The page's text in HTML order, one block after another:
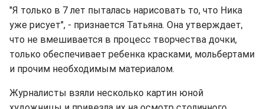
"Я только в 7 лет пыталась нарисовать то, что Ника
уже рисует", - признается Татьяна. Она утверждает,
что не вмешивается в процесс творчества дочки,
только обеспечивает ребенка красками, мольбертами
и прочим необходимым материалом.
Журналисты взяли несколько картин юной